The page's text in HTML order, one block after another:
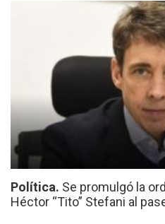
Política. Se promulgó la
Héctor “Tito” Stefani al